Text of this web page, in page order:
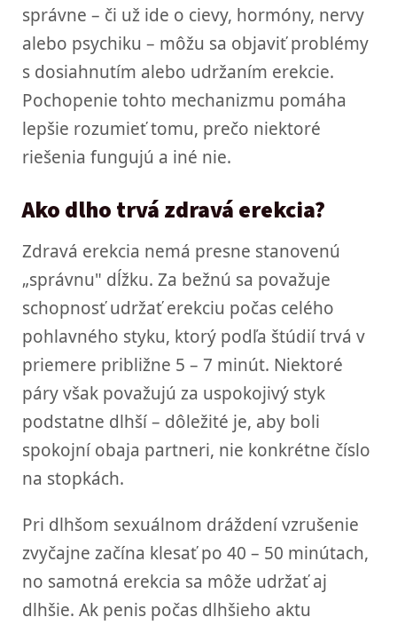
správne – či už ide o cievy, hormóny, nervy
alebo psychiku – môžu sa objaviť problémy
s dosiahnutím alebo udržaním erekcie.
Pochopenie tohto mechanizmu pomáha
lepšie rozumieť tomu, prečo niektoré
riešenia fungujú a iné nie.
Ako dlho trvá zdravá erekcia?
Zdravá erekcia nemá presne stanovenú
„správnu" dĺžku. Za bežnú sa považuje
schopnosť udržať erekciu počas celého
pohlavného styku, ktorý podľa štúdií trvá v
priemere približne 5 – 7 minút. Niektoré
páry však považujú za uspokojivý styk
podstatne dlhší – dôležité je, aby boli
spokojní obaja partneri, nie konkrétne číslo
na stopkách.
Pri dlhšom sexuálnom dráždení vzrušenie
zvyčajne začína klesať po 40 – 50 minútach,
no samotná erekcia sa môže udržať aj
dlhšie. Ak penis počas dlhšieho aktu